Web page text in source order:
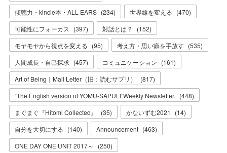
傾聴力・kincle本・ALL EARS (234) 世界線を変える (470)
可能性にフォーカス
(397) 対話とは？ (152)
モヤモヤから視点を変える (95) 考え方・思い癖を手放す (535)
人間成長・自己探求 (457) コミュニケーション (161)
Art of Being｜Mail Letter（旧：読むサプリ）
(817)
“The English version of YOMU-SAPULI”Weekly Newsletter. (448)
まぐまぐ『Hitomi Collected』
(35) かないずむ2021 (14)
自分を大切にする (140) Announcement (463)
ONE DAY ONE UNIT 2017～
(250)